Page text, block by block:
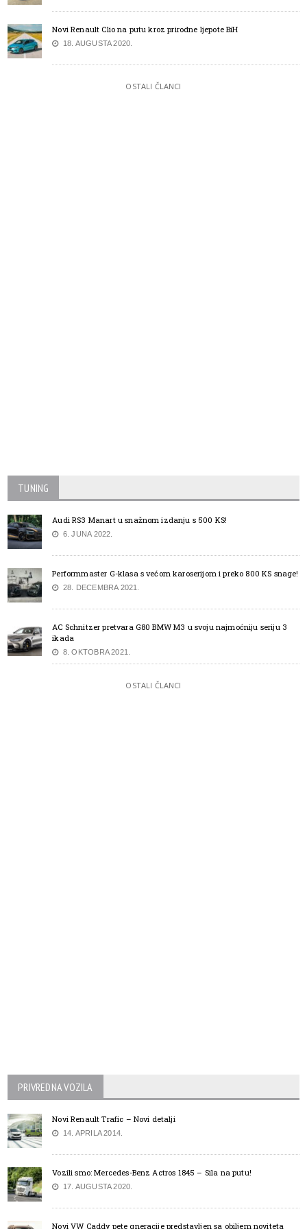
Novi Renault Clio na putu kroz prirodne ljepote BiH
18. AUGUSTA 2020.
OSTALI ČLANCI
TUNING
Audi RS3 Manart u snažnom izdanju s 500 KS!
6. JUNA 2022.
Performmaster G-klasa s većom karoserijom i preko 800 KS snage!
28. DECEMBRA 2021.
AC Schnitzer pretvara G80 BMW M3 u svoju najmoćniju seriju 3
ikada
8. OKTOBRA 2021.
OSTALI ČLANCI
PRIVREDNA VOZILA
Novi Renault Trafic – Novi detalji
14. APRILA 2014.
Vozili smo: Mercedes-Benz Actros 1845 – Sila na putu!
17. AUGUSTA 2020.
Novi VW Caddy pete gneracije predstavljen sa obiljem noviteta